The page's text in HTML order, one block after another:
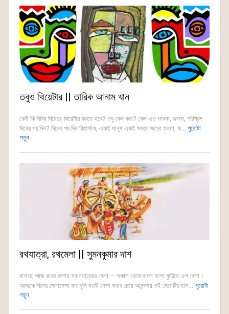
তবুও থিয়েটার || তারিক আনাম খান
কেউ কি দিব্যি দিয়েছে থিয়েটার করতে হবে? তবু কেন করা? কেন এত ভাবনা, কল্পনা, পরিশ্রম
দিনের পর দিন? দিনের পর দিন রিহার্সাল, একই মানুষ একই সময়ে জড়ো হওয়া, ক... পুরোটা
পড়ুন
রথযাত্রা, রথমেলা || সুমনকুমার দাশ
বসেছে আজ রথের তলায় স্নানযাত্রার মেলা — সকাল থেকে বাদল হলো ফুরিয়ে এল বেলা।
আজকে দিনের মেলামেশা যত খুশি যতই নেশা সবার চেয়ে আনন্দময় ওই মেয়েটির হাস... পুরোটা
পড়ুন